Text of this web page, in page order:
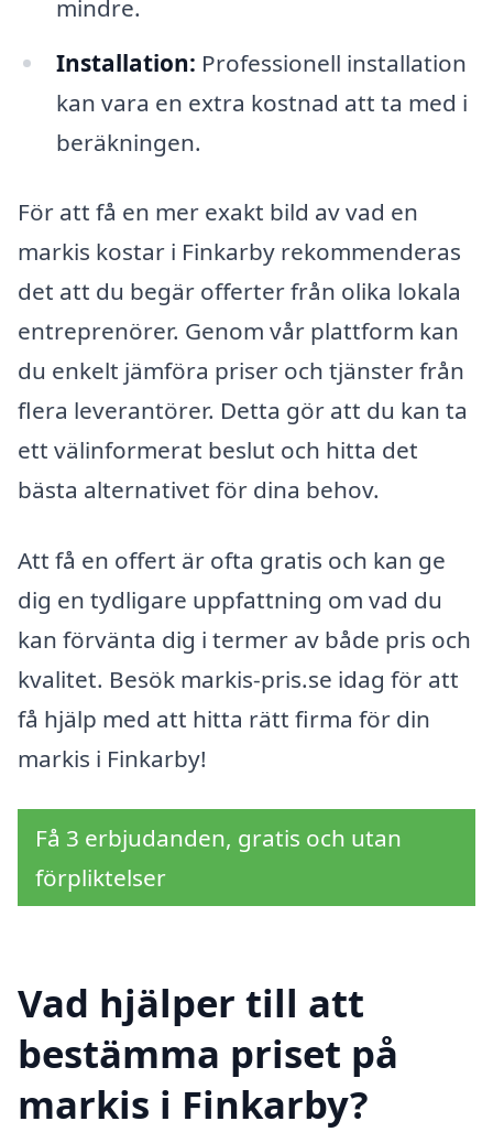
mindre.
Installation: Professionell installation
kan vara en extra kostnad att ta med i
beräkningen.
För att få en mer exakt bild av vad en
markis kostar i Finkarby rekommenderas
det att du begär offerter från olika lokala
entreprenörer. Genom vår plattform kan
du enkelt jämföra priser och tjänster från
flera leverantörer. Detta gör att du kan ta
ett välinformerat beslut och hitta det
bästa alternativet för dina behov.
Att få en offert är ofta gratis och kan ge
dig en tydligare uppfattning om vad du
kan förvänta dig i termer av både pris och
kvalitet. Besök markis-pris.se idag för att
få hjälp med att hitta rätt firma för din
markis i Finkarby!
Få 3 erbjudanden, gratis och utan
förpliktelser
Vad hjälper till att
bestämma priset på
markis i Finkarby?